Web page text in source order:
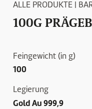
ALLE PRODUKTE |
100G
Feingewicht (in g)
100
Legierung
Gold Au 999,9